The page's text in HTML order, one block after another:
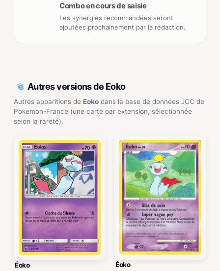
Combo en cours de saisie
Les synergies recommandées seront
ajoutées prochainement par la rédaction.
Autres versions de Eoko
Autres apparitions de Eoko dans la base de données JCC de
Pokemon-France (une carte par extension, sélectionnée
selon la rareté).
Éoko Éoko